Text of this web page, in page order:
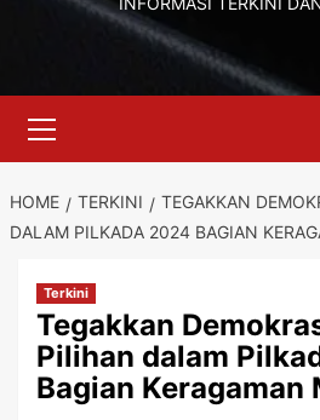
Menu
HOME TERKINI
TEGAKKAN
DALAM PILKADA 2024 BAGIAN
Terkini
Tegakkan
Pilihan dalam
Bagian Keragaman